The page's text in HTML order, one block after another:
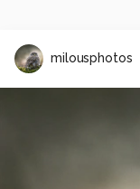
milousphotos